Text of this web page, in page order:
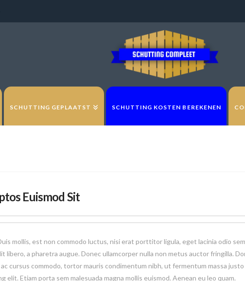
SCHUTTING GEPLAATST SCHUTTING KOSTEN BEREKENEN
Euismod Sit
mollis, est non commodo luctus, nisi erat porttitor ligula, eget lacinia odio
libero, a pharetra augue. Donec ullamcorper nulla non metus auctor fringilla.
cursus commodo, tortor mauris condimentum nibh, ut fermentum massa
elit. Etiam porta sem malesuada magna mollis euismod. Aenean eu leo quam.